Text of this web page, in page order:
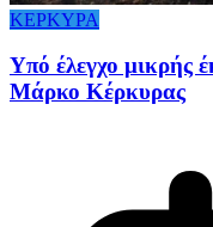
ΚΕΡΚΥΡΑ
Υπό έλεγχο μικρής
Μάρκο Κέρκυρας